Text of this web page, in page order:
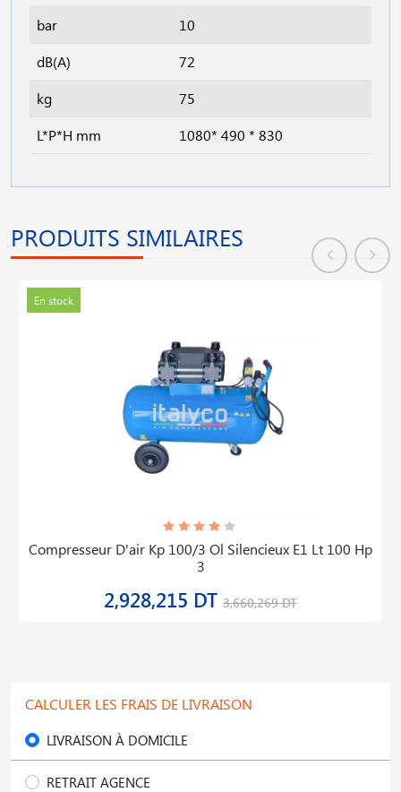
bar
10
dB(A)
72
kg
75
L*P*H mm
1080* 490 * 830
PRODUITS SIMILAIRES
En stock
Compresseur D'air Kp 100/3 Ol Silencieux E1 Lt 100 Hp
3
2,928,215 DT 3,660,269 DT
CALCULER LES FRAIS DE LIVRAISON
LIVRAISON À DOMICILE
RETRAIT AGENCE